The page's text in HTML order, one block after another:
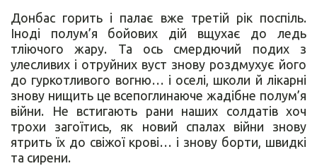
Донбас горить і палає вже третій рік поспіль.
Іноді полум’я бойових дій вщухає до ледь
тліючого жару. Та ось смердючий подих з
улесливих і отруйних вуст знову роздмухує його
до гуркотливого вогню… і оселі, школи й лікарні
знову нищить це всепоглинаюче жадібне полум’я
війни. Не встигають рани наших солдатів хоч
трохи загоїтись, як новий спалах війни знову
ятрить їх до свіжої крові… і знову борти, швидкі
та сирени.